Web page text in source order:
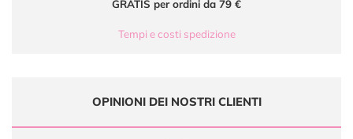
GRATIS per ordini da 79 €
Tempi e costi spedizione
OPINIONI DEI NOSTRI CLIENTI